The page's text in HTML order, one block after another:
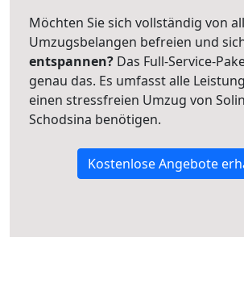
Möchten Sie sich vollständig von
Umzugsbelangen befreien und
entspannen? Das Full-Service-
genau das. Es umfasst alle
einen stressfreien Umzug von
Schodsina benötigen.
Kostenlose Angebote